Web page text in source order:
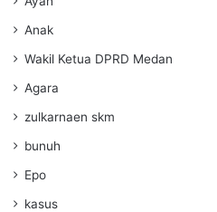
Anak
Wakil Ketua DPRD Medan
Agara
zulkarnaen skm
bunuh
Epo
kasus